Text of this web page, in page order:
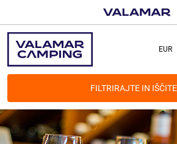
FILTRIRAJTE IN IŠČITE